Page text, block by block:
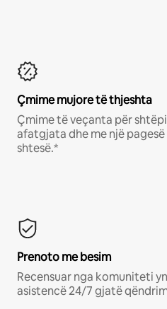
Çmime mujore të thjeshta
Çmime të veçanta për
afatgjata dhe me një
shtesë.*
Prenoto me besim
Recensuar nga komuniteti
asistencë 24/7 gjatë